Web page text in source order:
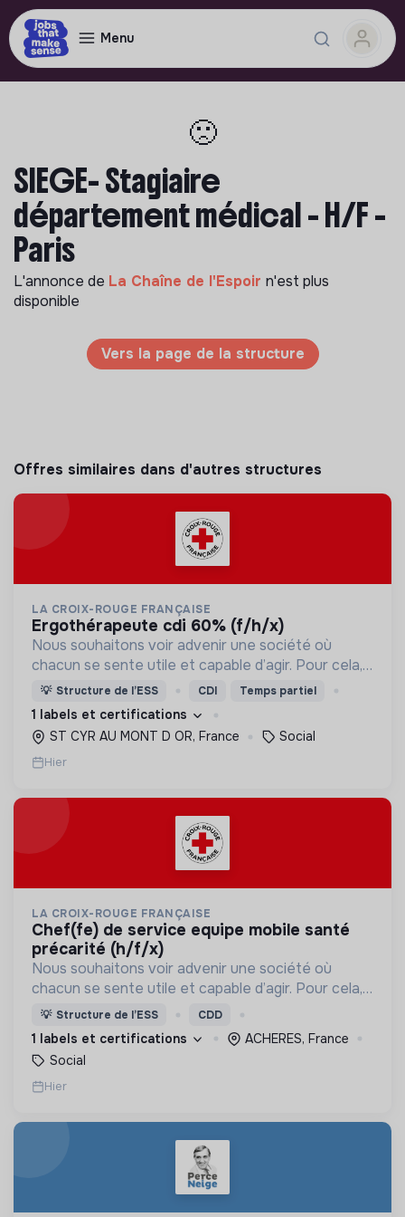
Menu
🙁
SIEGE- Stagiaire
département médical - H/F -
Paris
L'annonce de La Chaîne de l'Espoir n'est plus
disponible
Vers la page de la structure
Offres similaires dans d'autres structures
LA CROIX-ROUGE FRANÇAISE
ergothérapeute cdi 60% (f/h/x)
Nous souhaitons voir advenir une société où
chacun se sente utile et capable d’agir. Pour cela,
nous proposons des moyens et des lieux
d’engagement innovants et adaptés à tous.
💡 Structure de l’ESS CDI Temps partiel
1 labels et certifications
ST CYR AU MONT D OR, France
Social
Hier
LA CROIX-ROUGE FRANÇAISE
chef(fe) de service equipe mobile santé
précarité (h/f/x)
Nous souhaitons voir advenir une société où
chacun se sente utile et capable d’agir. Pour cela,
nous proposons des moyens et des lieux
d’engagement innovants et adaptés à tous.
💡 Structure de l’ESS CDD
1 labels et certifications
ACHERES, France
Social
Hier